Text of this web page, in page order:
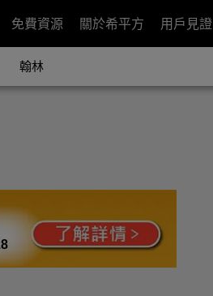
免費資源 關於希平方 用戶見證
翰林